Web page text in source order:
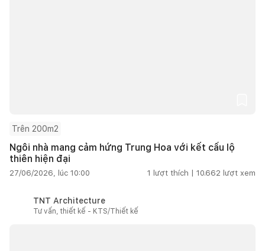
Trên 200m2
Ngôi nhà mang cảm hứng Trung Hoa với kết cấu lộ
thiên hiện đại
27/06/2026, lúc 10:00 1 lượt thích | 10.662 lượt xem
TNT Architecture
Tư vấn, thiết kế - KTS/Thiết kế